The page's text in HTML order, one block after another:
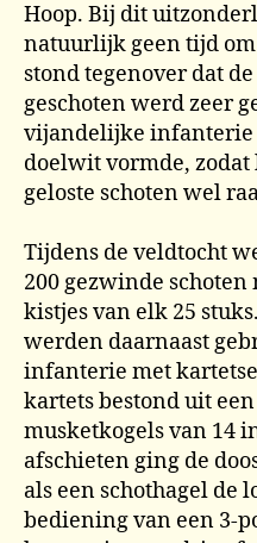
Hoop. Bij dit
natuurlijk geen tijd
stond tegenover dat
geschoten werd zeer
vijandelijke infanterie
doelwit vormde,
geloste schoten wel
Tijdens de veldtocht
200 gezwinde
kistjes van elk 25
werden daarnaast
infanterie met
kartets bestond uit
musketkogels van 14
afschieten ging de
als een schothagel de
bediening van een 3-